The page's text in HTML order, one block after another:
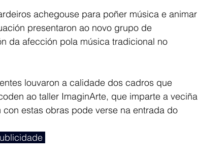
achegouse para poñer música e animar
presentaron ao novo grupo de
da afección pola música tradicional no
louvaron a calidade dos cadros que
ao taller ImaginArte, que imparte a veciña
estas obras pode verse na entrada do